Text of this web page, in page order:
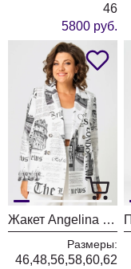
46
5800 руб.
Жакет Angelina & Company 1235
Размеры:
46,48,56,58,60,62